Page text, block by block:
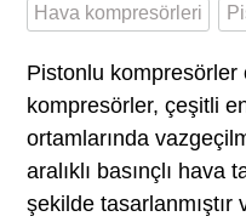
Hava kompresörleri
Pistonlu
kompresörler, çeşitli
ortamlarında
aralıklı basınçlı hava
şekilde tasarlanmıştır